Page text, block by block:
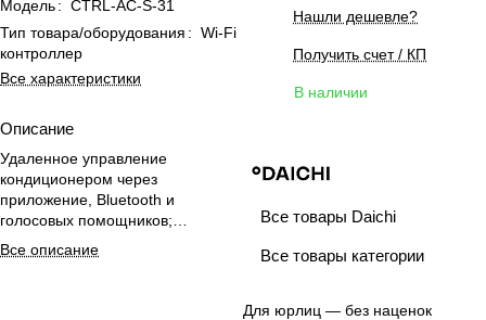
Модель: CTRL-AC-S-31
Тип товара/оборудования : Wi-Fi
контроллер
Все характеристики
Описание
Удаленное управление
кондиционером через
приложение, Bluetooth и
голосовых помощников;
поддержка сценариев, таймера и
быстрых команд.
Все описание
Нашли дешевле?
Получить счет / КП
В наличии
Все товары Daichi
Все товары категории
Для юрлиц — без наценок